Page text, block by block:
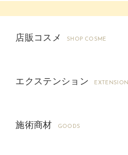
店販コスメ SHOP COSME
エクステンション EXTENSION
施術商材 GOODS